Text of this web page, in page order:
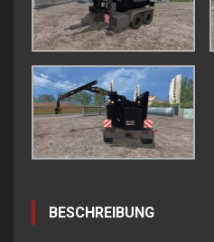
BESCHREIBUNG